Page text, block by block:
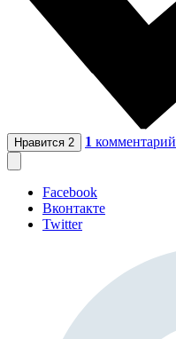
Нравится 2 1 комментарий
Facebook
Вконтакте
Twitter